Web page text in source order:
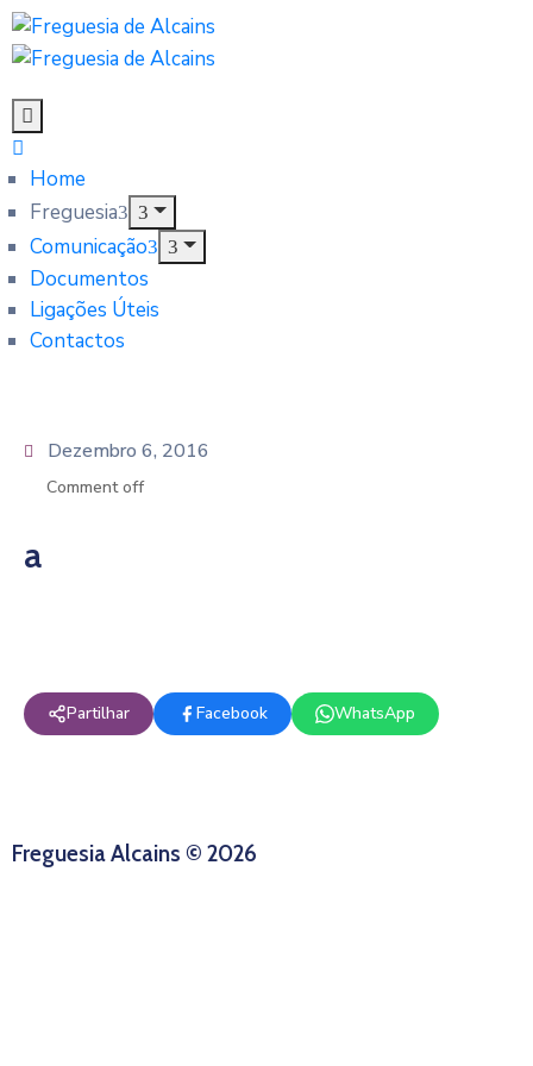
Home
Freguesia
Comunicação
Documentos
Ligações Úteis
Contactos
Dezembro 6, 2016
Comment off
a
Partilhar Facebook WhatsApp
Freguesia Alcains © 2026